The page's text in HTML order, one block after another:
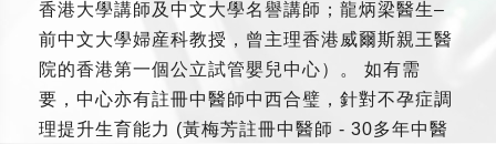
香港大學講師及中文大學名譽講師；龍炳梁醫生–
前中文大學婦産科教授，曾主理香港威爾斯親王醫
院的香港第一個公立試管嬰兒中心）。 如有需
要，中心亦有註冊中醫師中西合璧，針對不孕症調
理提升生育能力 (黃梅芳註冊中醫師 - 30多年中醫